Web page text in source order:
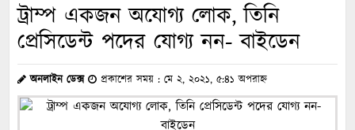
ট্রাম্প একজন অযোগ্য লোক, তিনি
প্রেসিডেন্ট পদের যোগ্য নন- বাইডেন
অনলাইন ডেক্স প্রকাশের সময় : মে ২, ২০২১, ৫:৪১ অপরাহ্ন